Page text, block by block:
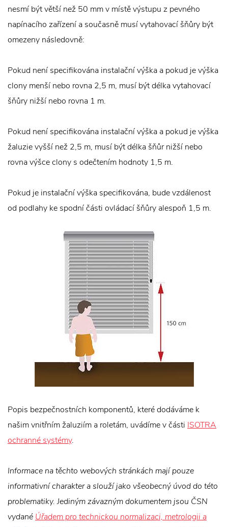
nesmí být větší než 50 mm v místě výstupu z pevného
napínacího zařízení a současně musí vytahovací šňůry být
omezeny následovně:
Pokud není specifikována instalační výška a pokud je výška
clony menší nebo rovna 2,5 m, musí být délka vytahovací
šňůry nižší nebo rovna 1 m.
Pokud není specifikována instalační výška a pokud je výška
žaluzie vyšší než 2,5 m, musí být délka šňůr nižší nebo
rovna výšce clony s odečtením hodnoty 1,5 m.
Pokud je instalační výška specifikována, bude vzdálenost
od podlahy ke spodní části ovládací šňůry alespoň 1,5 m.
Popis bezpečnostních komponentů, které dodáváme k
našim vnitřním žaluziím a roletám, uvádíme v části ISOTRA
ochranné systémy.
Informace na těchto webových stránkách mají pouze
informativní charakter a slouží jako všeobecný úvod do této
problematiky. Jediným závazným dokumentem jsou ČSN
vydané Úřadem pro technickou normalizaci, metrologii a